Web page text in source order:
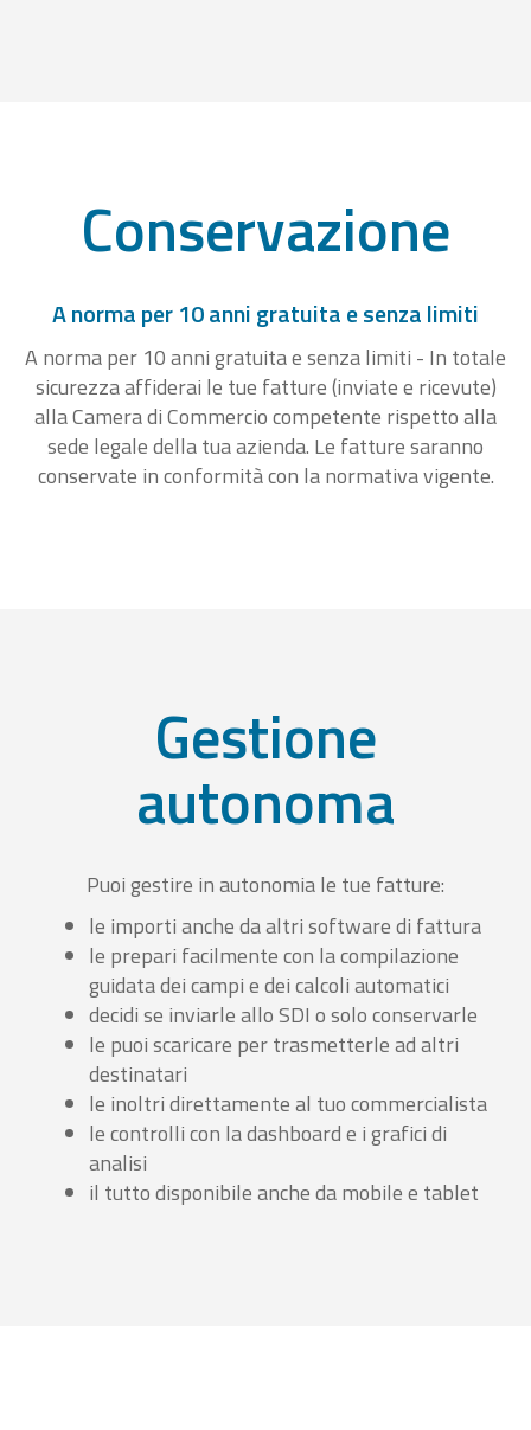
Conservazione
A norma per 10 anni gratuita e senza limiti
A norma per 10 anni gratuita e senza limiti - In totale
sicurezza affiderai le tue fatture (inviate e ricevute)
alla Camera di Commercio competente rispetto alla
sede legale della tua azienda. Le fatture saranno
conservate in conformità con la normativa vigente.
Gestione
autonoma
Puoi gestire in autonomia le tue fatture:
le importi anche da altri software di fattura
le prepari facilmente con la compilazione
guidata dei campi e dei calcoli automatici
decidi se inviarle allo SDI o solo conservarle
le puoi scaricare per trasmetterle ad altri
destinatari
le inoltri direttamente al tuo commercialista
le controlli con la dashboard e i grafici di
analisi
il tutto disponibile anche da mobile e tablet